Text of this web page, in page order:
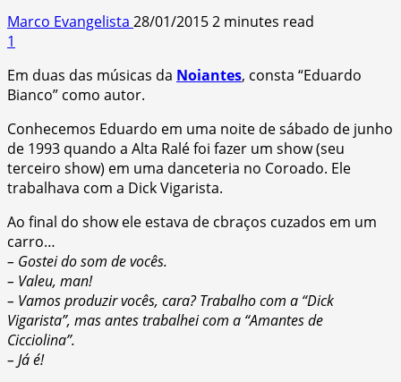
Marco Evangelista 28/01/20152 minutes read
1
Em duas das músicas da Noiantes, consta “Eduardo
Bianco” como autor.
Conhecemos Eduardo em uma noite de sábado de junho
de 1993 quando a Alta Ralé foi fazer um show (seu
terceiro show) em uma danceteria no Coroado. Ele
trabalhava com a Dick Vigarista.
Ao final do show ele estava de cbraços cuzados em um
carro…
– Gostei do som de vocês.
– Valeu, man!
– Vamos produzir vocês, cara? Trabalho com a “Dick
Vigarista”, mas antes trabalhei com a “Amantes de
Cicciolina”.
– Já é!